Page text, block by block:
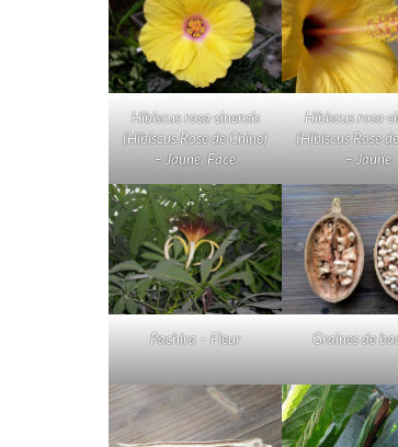
Hibiscus rosa-sinensis
(Hibiscus Rose de Chine)
– Jaune, Face
Hibiscus rosa-
(Hibiscus Rose
– Jaune
Pachira – Fleur Graines de